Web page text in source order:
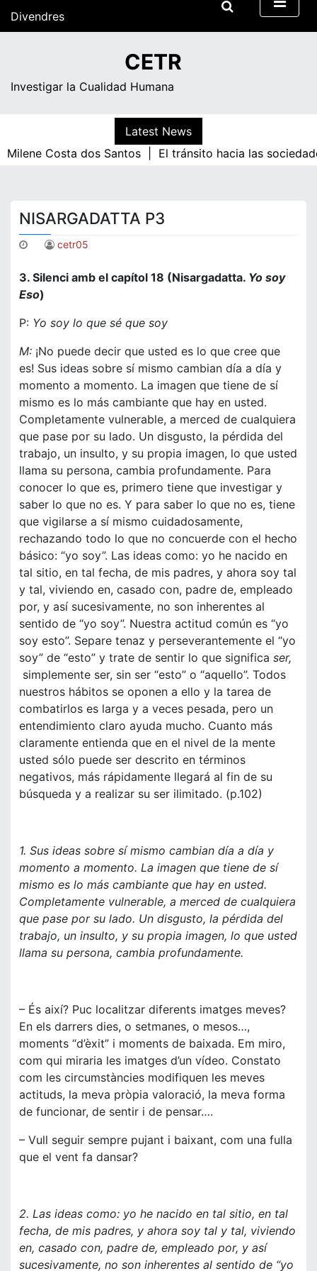
Divendres
CETR
Investigar la Cualidad Humana
Latest News
Milene Costa dos Santos | El tránsito hacia las
NISARGADATTA P3
cetr05
3. Silenci amb el capítol 18 (Nisargadatta. Yo soy
Eso)
P: Yo soy lo que sé que soy
M: ¡No puede decir que usted es lo que cree que
es! Sus ideas sobre sí mismo cambian día a día y
momento a momento. La imagen que tiene de sí
mismo es lo más cambiante que hay en usted.
Completamente vulnerable, a merced de cualquiera
que pase por su lado. Un disgusto, la pérdida del
trabajo, un insulto, y su propia imagen, lo que usted
llama su persona, cambia profundamente. Para
conocer lo que es, primero tiene que investigar y
saber lo que no es. Y para saber lo que no es, tiene
que vigilarse a sí mismo cuidadosamente,
rechazando todo lo que no concuerde con el hecho
básico: “yo soy”. Las ideas como: yo he nacido en
tal sitio, en tal fecha, de mis padres, y ahora soy tal
y tal, viviendo en, casado con, padre de, empleado
por, y así sucesivamente, no son inherentes al
sentido de “yo soy”. Nuestra actitud común es “yo
soy esto”. Separe tenaz y perseverantemente el “yo
soy” de “esto” y trate de sentir lo que significa ser,
simplemente ser, sin ser “esto” o “aquello”. Todos
nuestros hábitos se oponen a ello y la tarea de
combatirlos es larga y a veces pesada, pero un
entendimiento claro ayuda mucho. Cuanto más
claramente entienda que en el nivel de la mente
usted sólo puede ser descrito en términos
negativos, más rápidamente llegará al fin de su
búsqueda y a realizar su ser ilimitado. (p.102)
1. Sus ideas sobre sí mismo cambian día a día y
momento a momento. La imagen que tiene de sí
mismo es lo más cambiante que hay en usted.
Completamente vulnerable, a merced de cualquiera
que pase por su lado. Un disgusto, la pérdida del
trabajo, un insulto, y su propia imagen, lo que usted
llama su persona, cambia profundamente.
– És així? Puc localitzar diferents imatges meves?
En els darrers dies, o setmanes, o mesos…,
moments “d’èxit” i moments de baixada. Em miro,
com qui miraria les imatges d’un vídeo. Constato
com les circumstàncies modifiquen les meves
actituds, la meva pròpia valoració, la meva forma
de funcionar, de sentir i de pensar….
– Vull seguir sempre pujant i baixant, com una fulla
que el vent fa dansar?
2. Las ideas como: yo he nacido en tal sitio, en tal
fecha, de mis padres, y ahora soy tal y tal, viviendo
en, casado con, padre de, empleado por, y así
sucesivamente, no son inherentes al sentido de “yo